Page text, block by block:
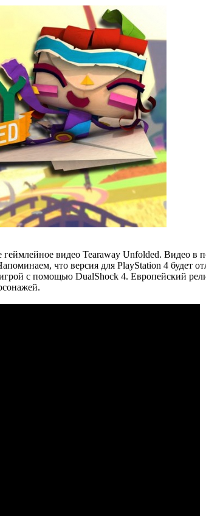
видео Tearaway Unfolded. Видео в
что версия для PlayStation 4 будет
с помощью DualShock 4. Европейский